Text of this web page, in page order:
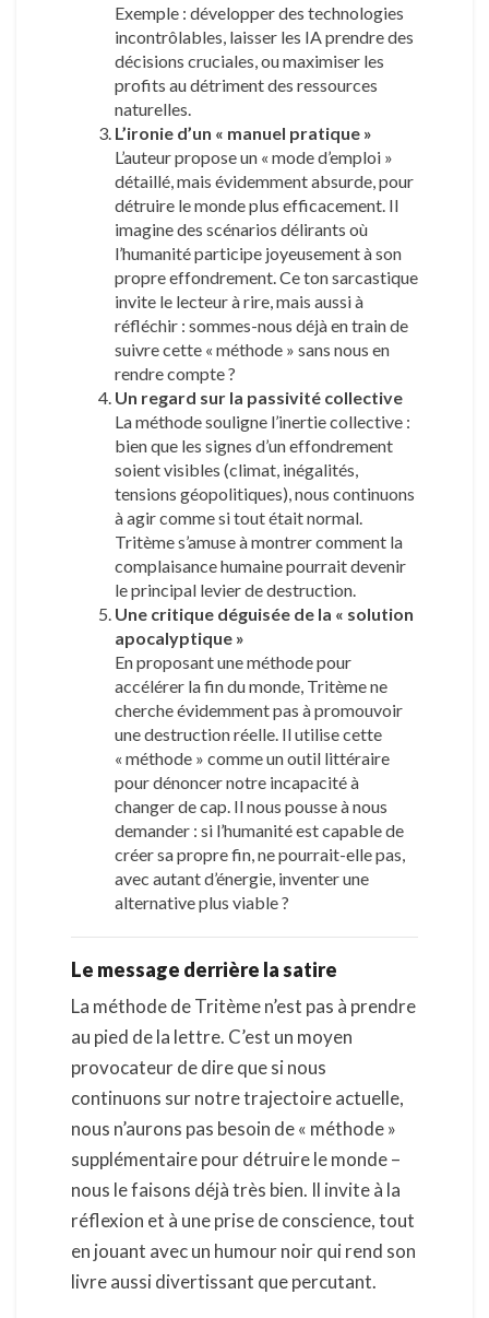
Exemple : développer des technologies
incontrôlables, laisser les IA prendre des
décisions cruciales, ou maximiser les
profits au détriment des ressources
naturelles.
L’ironie d’un « manuel pratique »
L’auteur propose un « mode d’emploi »
détaillé, mais évidemment absurde, pour
détruire le monde plus efficacement. Il
imagine des scénarios délirants où
l’humanité participe joyeusement à son
propre effondrement. Ce ton sarcastique
invite le lecteur à rire, mais aussi à
réfléchir : sommes-nous déjà en train de
suivre cette « méthode » sans nous en
rendre compte ?
Un regard sur la passivité collective
La méthode souligne l’inertie collective :
bien que les signes d’un effondrement
soient visibles (climat, inégalités,
tensions géopolitiques), nous continuons
à agir comme si tout était normal.
Tritème s’amuse à montrer comment la
complaisance humaine pourrait devenir
le principal levier de destruction.
Une critique déguisée de la « solution
apocalyptique »
En proposant une méthode pour
accélérer la fin du monde, Tritème ne
cherche évidemment pas à promouvoir
une destruction réelle. Il utilise cette
« méthode » comme un outil littéraire
pour dénoncer notre incapacité à
changer de cap. Il nous pousse à nous
demander : si l’humanité est capable de
créer sa propre fin, ne pourrait-elle pas,
avec autant d’énergie, inventer une
alternative plus viable ?
Le message derrière la satire
La méthode de Tritème n’est pas à prendre
au pied de la lettre. C’est un moyen
provocateur de dire que si nous
continuons sur notre trajectoire actuelle,
nous n’aurons pas besoin de « méthode »
supplémentaire pour détruire le monde –
nous le faisons déjà très bien. Il invite à la
réflexion et à une prise de conscience, tout
en jouant avec un humour noir qui rend son
livre aussi divertissant que percutant.